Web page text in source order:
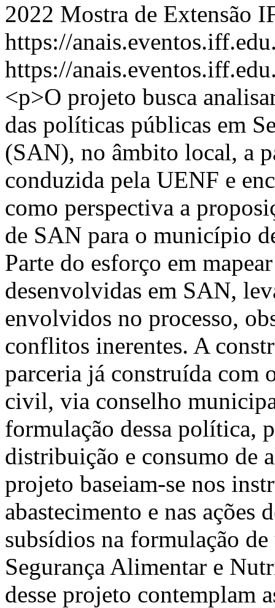
2022 Mostra de Extensão
https://
https://
<p>O projeto busca
das políticas públicas em
(SAN), no âmbito local, a
conduzida pela UENF e
como perspectiva a
de SAN para o município
Parte do esforço em
desenvolvidas em SAN,
envolvidos no processo,
conflitos inerentes. A
parceria já construída com
civil, via conselho
formulação dessa política,
distribuição e consumo de
projeto baseiam-se nos
abastecimento e nas ações
subsídios na formulação
Segurança Alimentar e
desse projeto contemplam